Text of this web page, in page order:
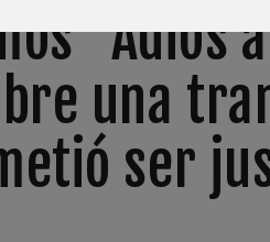
"Adiós
una
ser